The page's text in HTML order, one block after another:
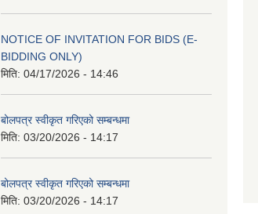
NOTICE OF INVITATION FOR BIDS (E-
BIDDING ONLY)
मिति: 04/17/2026 - 14:46
बोलपत्र स्वीकृत गरिएको सम्बन्धमा
मिति: 03/20/2026 - 14:17
बोलपत्र स्वीकृत गरिएको सम्बन्धमा
मिति: 03/20/2026 - 14:17